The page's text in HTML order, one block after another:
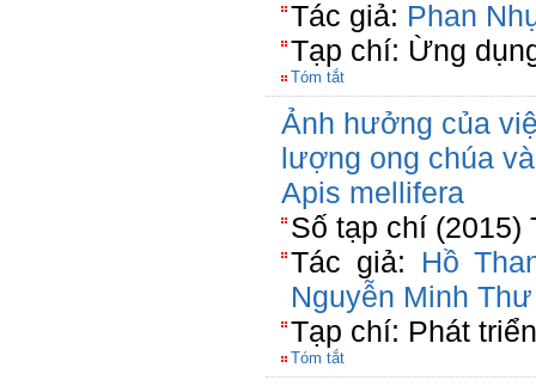
Tác giả: Phan
Tạp chí: Ừng
Tóm tắt
Ảnh hưởng của
lượng ong chúa
Apis mellifera
Số tạp chí (2015)
Tác giả: Hồ
Nguyễn Minh Thư
Tạp chí: Phát
Tóm tắt